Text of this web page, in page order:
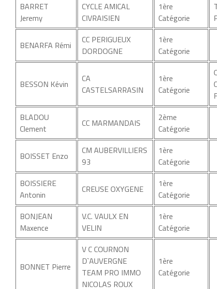
BARRET
Jeremy
CYCLE AMICAL
CIVRAISIEN
1ère
Catégorie
BENARFA Rémi
CC PERIGUEUX
DORDOGNE
1ère
Catégorie
BESSON Kévin
CA
CASTELSARRASIN
1ère
Catégorie
BLADOU
Clement
CC MARMANDAIS
2ème
Catégorie
BOISSET Enzo
CM AUBERVILLIERS
93
1ère
Catégorie
BOISSIERE
Antonin
CREUSE OXYGENE
1ère
Catégorie
BONJEAN
Maxence
V.C. VAULX EN
VELIN
1ère
Catégorie
BONNET Pierre
V C COURNON
D`AUVERGNE
TEAM PRO IMMO
NICOLAS ROUX
1ère
Catégorie